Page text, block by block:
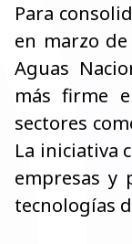
Para
en marzo
Aguas
más firme
sectores
La iniciativa
empresas y
tecnologías